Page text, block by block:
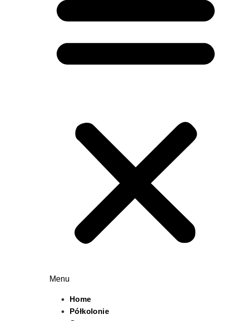
Menu
Home
Półkolonie